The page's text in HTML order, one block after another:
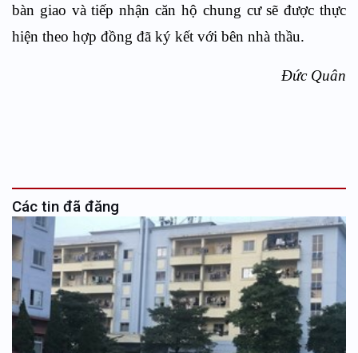
bàn giao và tiếp nhận căn hộ chung cư sẽ được thực
hiện theo hợp đồng đã ký kết với bên nhà thầu.
Đức Quân
Các tin đã đăng